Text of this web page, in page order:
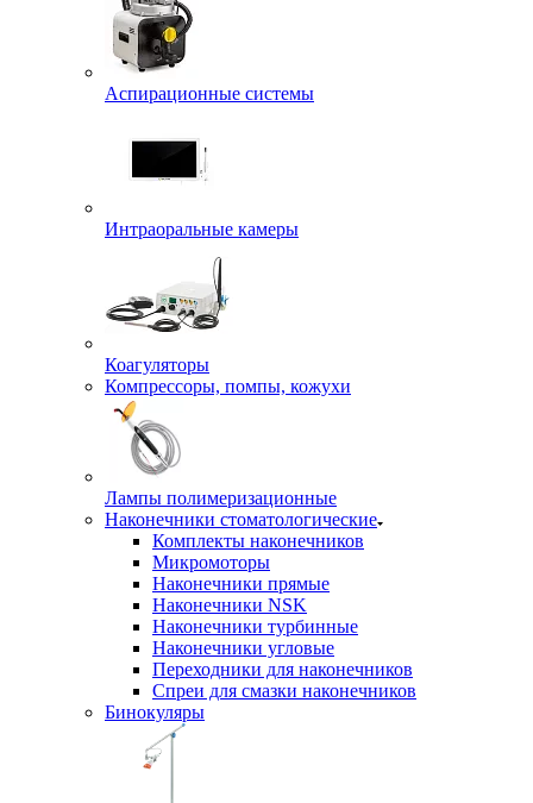
Аспирационные системы
Интраоральные камеры
Коагуляторы
Компрессоры, помпы, кожухи
Лампы полимеризационные
Наконечники стоматологические
Комплекты наконечников
Микромоторы
Наконечники прямые
Наконечники NSK
Наконечники турбинные
Наконечники угловые
Переходники для наконечников
Спреи для смазки наконечников
Бинокуляры